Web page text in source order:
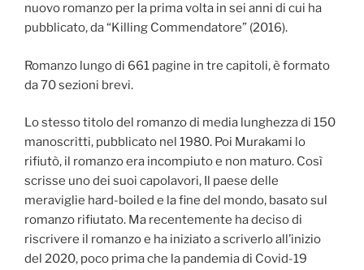
nuovo romanzo per la prima volta in sei anni di cui ha
pubblicato, da “Killing Commendatore” (2016).
Romanzo lungo di 661 pagine in tre capitoli, è formato
da 70 sezioni brevi.
Lo stesso titolo del romanzo di media lunghezza di 150
manoscritti, pubblicato nel 1980. Poi Murakami lo
rifiutò, il romanzo era incompiuto e non maturo. Così
scrisse uno dei suoi capolavori, Il paese delle
meraviglie hard-boiled e la fine del mondo, basato sul
romanzo rifiutato. Ma recentemente ha deciso di
riscrivere il romanzo e ha iniziato a scriverlo all’inizio
del 2020, poco prima che la pandemia di Covid-19